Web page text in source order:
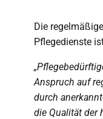
Die
Pflegedienste
Anspruch auf
durch
die Qualität der